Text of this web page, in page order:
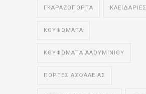
ΓΚΑΡΑΖΟΠΟΡΤΑ ΚΛΕΙΔΑΡΙΕΣ
ΚΟΥΦΩΜΑΤΑ
ΚΟΥΦΩΜΑΤΑ ΑΛΟΥΜΙΝΙΟΥ
ΠΟΡΤΕΣ ΑΣΦΑΛΕΙΑΣ